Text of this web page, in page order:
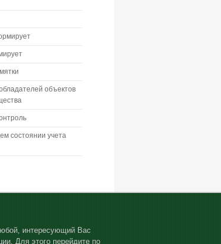
объектов
состоянии учета
интересующий Вас
Для этого перейдите по